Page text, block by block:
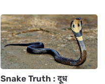
Snake Truth : दूध